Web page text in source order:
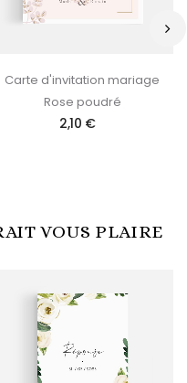
Carte d'invitation mariage
Rose poudré
2,10 €
VOUS PLAIRE